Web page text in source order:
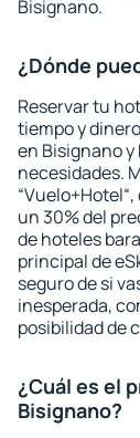
Bisignano.
¿Dónde
Reservar tu
tiempo y
en Bisignano
necesidades.
un 30% del
de hoteles
principal de
seguro de si
inesperada,
posibilidad de
¿Cuál es el
Bisignano?